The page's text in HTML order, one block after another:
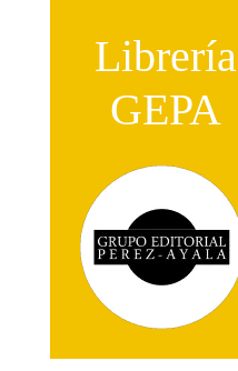
Librería
GEPA